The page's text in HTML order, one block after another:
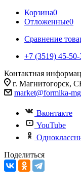
Корзина0
Отложенные0
Сравнение
+7 (3519) 45-50-
Контактная
г. Магнитогорск,
market@formika-
Вконтакте
YouTube
Поделиться